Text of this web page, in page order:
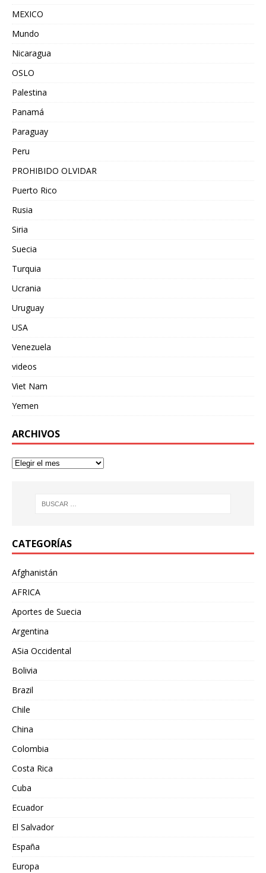
MEXICO
Mundo
Nicaragua
OSLO
Palestina
Panamá
Paraguay
Peru
PROHIBIDO OLVIDAR
Puerto Rico
Rusia
Siria
Suecia
Turquia
Ucrania
Uruguay
USA
Venezuela
videos
Viet Nam
Yemen
ARCHIVOS
CATEGORÍAS
Afghanistán
AFRICA
Aportes de Suecia
Argentina
ASia Occidental
Bolivia
Brazil
Chile
China
Colombia
Costa Rica
Cuba
Ecuador
El Salvador
España
Europa